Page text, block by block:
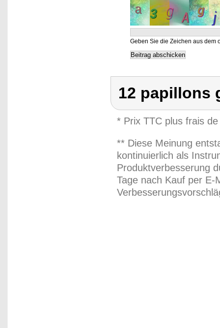
Geben Sie die Zeichen aus dem
12 papillons
* Prix TTC plus frais
** Diese Meinung
kontinuierlich als
Produktverbesserung
Tage nach Kauf per E-